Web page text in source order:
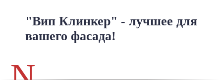
"Вип Клинкер" - лучшее для
вашего фасада!